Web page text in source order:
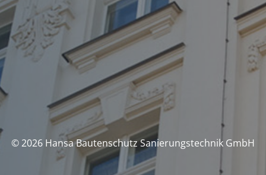
© 2026 Hansa Bautenschutz Sanierungstechnik GmbH